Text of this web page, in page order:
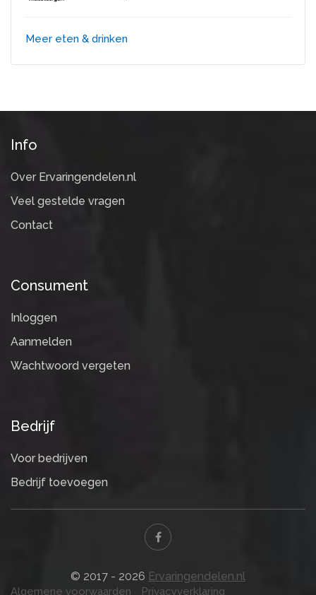
Meer eten & drinken
Info
Over Ervaringendelen.nl
Veel gestelde vragen
Contact
Consument
Inloggen
Aanmelden
Wachtwoord vergeten
Bedrijf
Voor bedrijven
Bedrijf toevoegen
© 2017 - 2026 Ervaringendelen.nl
Algemene voorwaarden Privacyverklaring